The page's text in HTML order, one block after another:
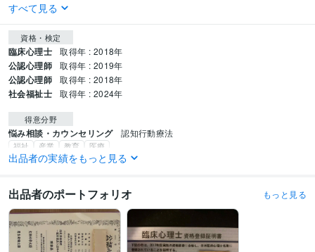
すべて見る
資格・検定
臨床心理士 取得年 : 2018年
公認心理師 取得年 : 2019年
公認心理師 取得年 : 2018年
社会福祉士 取得年 : 2024年
得意分野
悩み相談・カウンセリング 認知行動療法
福祉 産業 教育 医療
出品者の実績をもっと見る
出品者のポートフォリオ もっと見る